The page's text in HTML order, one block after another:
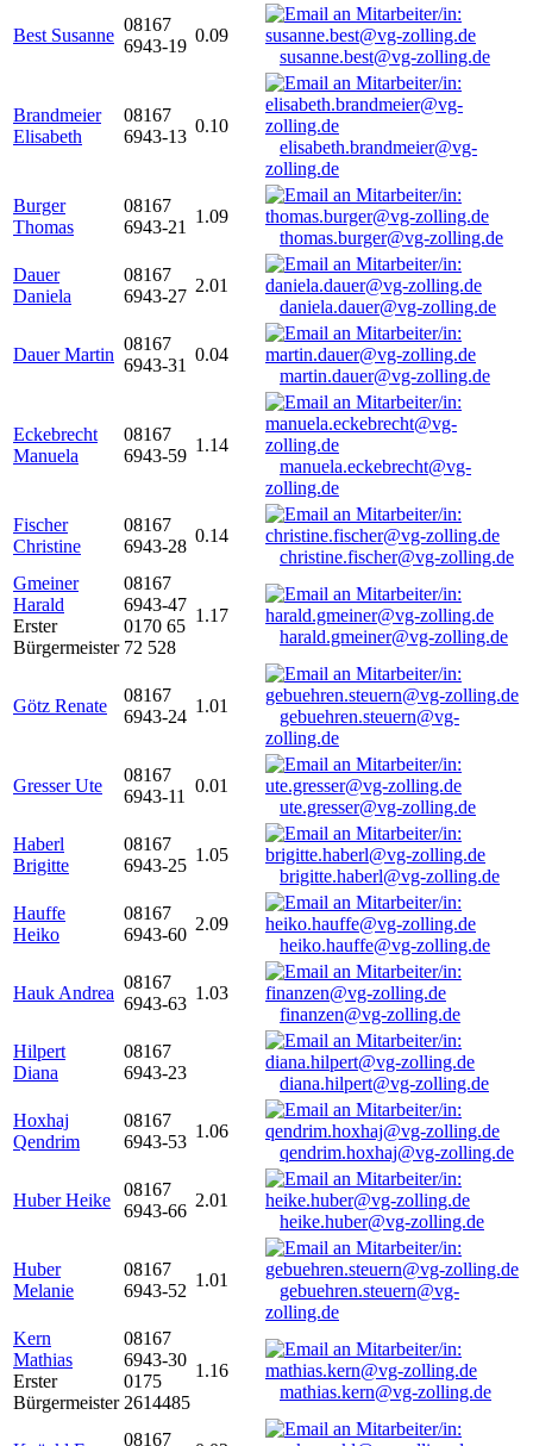
Best Susanne
08167
6943-19
0.09
susanne.best@vg-zolling.de
Brandmeier
Elisabeth
08167
6943-13
0.10
elisabeth.brandmeier@vg-
zolling.de
Burger
Thomas
08167
6943-21
1.09
thomas.burger@vg-zolling.de
Dauer
Daniela
08167
6943-27
2.01
daniela.dauer@vg-zolling.de
Dauer Martin
08167
6943-31
0.04
martin.dauer@vg-zolling.de
Eckebrecht
Manuela
08167
6943-59
1.14
manuela.eckebrecht@vg-
zolling.de
Fischer
Christine
08167
6943-28
0.14
christine.fischer@vg-zolling.de
Gmeiner
Harald
Erster
Bürgermeister
08167
6943-47
0170 65
72 528
1.17
harald.gmeiner@vg-zolling.de
Götz Renate
08167
6943-24
1.01
gebuehren.steuern@vg-
zolling.de
Gresser Ute
08167
6943-11
0.01
ute.gresser@vg-zolling.de
Haberl
Brigitte
08167
6943-25
1.05
brigitte.haberl@vg-zolling.de
Hauffe
Heiko
08167
6943-60
2.09
heiko.hauffe@vg-zolling.de
Hauk Andrea
08167
6943-63
1.03
finanzen@vg-zolling.de
Hilpert
Diana
08167
6943-23
diana.hilpert@vg-zolling.de
Hoxhaj
Qendrim
08167
6943-53
1.06
qendrim.hoxhaj@vg-zolling.de
Huber Heike
08167
6943-66
2.01
heike.huber@vg-zolling.de
Huber
Melanie
08167
6943-52
1.01
gebuehren.steuern@vg-
zolling.de
Kern
Mathias
Erster
Bürgermeister
08167
6943-30
0175
2614485
1.16
mathias.kern@vg-zolling.de
08167